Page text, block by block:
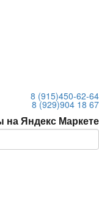
8 (915)450-62-64
8 (929)904 18 67
Яндекс Маркете